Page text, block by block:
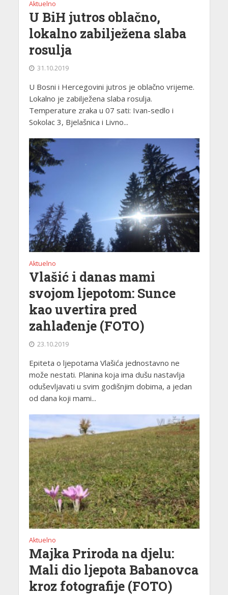
Aktuelno
U BiH jutros oblačno,
lokalno zabilježena slaba
rosulja
31.10.2019
U Bosni i Hercegovini jutros je oblačno vrijeme.
Lokalno je zabilježena slaba rosulja.
Temperature zraka u 07 sati: Ivan-sedlo i
Sokolac 3, Bjelašnica i Livno...
Aktuelno
Vlašić i danas mami
svojom ljepotom: Sunce
kao uvertira pred
zahlađenje (FOTO)
23.10.2019
Epiteta o ljepotama Vlašića jednostavno ne
može nestati. Planina koja ima dušu nastavlja
oduševljavati u svim godišnjim dobima, a jedan
od dana koji mami...
Aktuelno
Majka Priroda na djelu:
Mali dio ljepota Babanovca
kroz fotografije (FOTO)